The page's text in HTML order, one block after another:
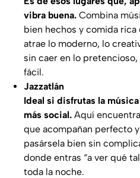
vibra buena. Combina
bien hechos y comida
atrae lo moderno, lo
sin caer en lo
fácil.
Jazzatlán
Ideal si disfrutas la
más social. Aquí
que acompañan perfecto
pasársela bien sin
donde entras “a ver qué
toda la noche.